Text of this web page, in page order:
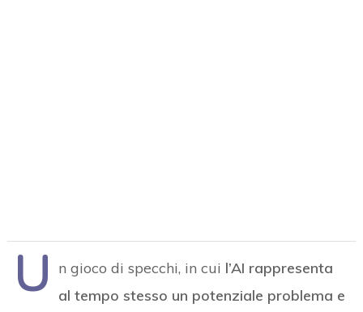
U n gioco di specchi, in cui l’AI rappresenta
al tempo stesso un potenziale problema e